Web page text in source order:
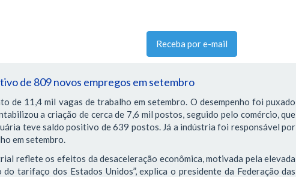
Receba por e-mail
de 809 novos empregos em setembro
de 11,4 mil vagas de trabalho em setembro. O desempenho foi puxado
a criação de cerca de 7,6 mil postos, seguido pelo comércio, que
teve saldo positivo de 639 postos. Já a indústria foi responsável por
em setembro.
reflete os efeitos da desaceleração econômica, motivada pela elevada
tarifaço dos Estados Unidos”, explica o presidente da Federação das